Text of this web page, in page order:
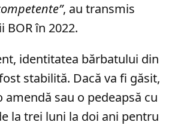
, au transmis
BOR în 2022.
identitatea bărbatului din
stabilită. Dacă va fi găsit,
amendă sau o pedeapsă cu
la trei luni la doi ani pentru